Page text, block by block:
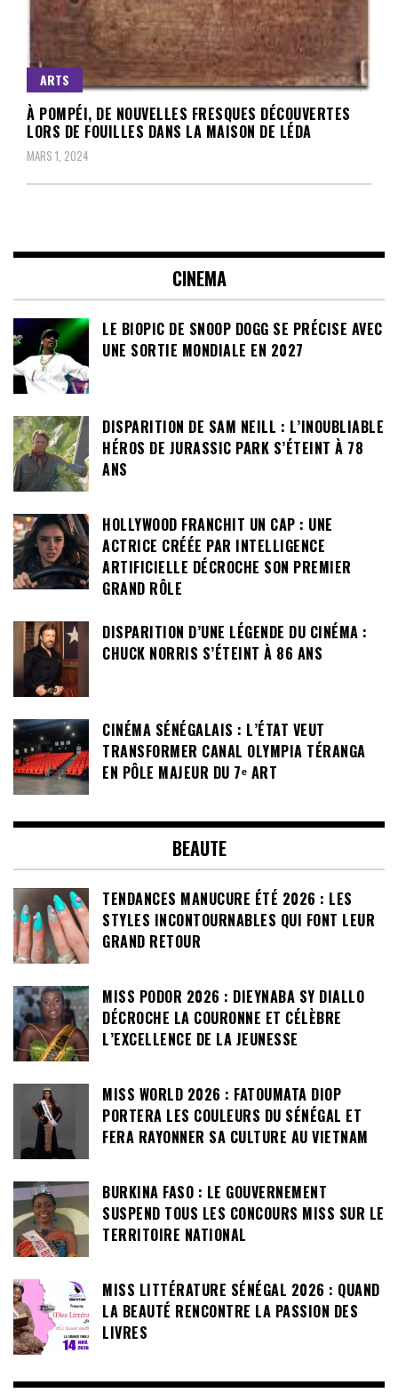
ARTS
À POMPÉI, DE NOUVELLES FRESQUES DÉCOUVERTES
LORS DE FOUILLES DANS LA MAISON DE LÉDA
MARS 1, 2024
CINEMA
LE BIOPIC DE SNOOP DOGG SE PRÉCISE AVEC
UNE SORTIE MONDIALE EN 2027
DISPARITION DE SAM NEILL : L’INOUBLIABLE
HÉROS DE JURASSIC PARK S’ÉTEINT À 78
ANS
HOLLYWOOD FRANCHIT UN CAP : UNE
ACTRICE CRÉÉE PAR INTELLIGENCE
ARTIFICIELLE DÉCROCHE SON PREMIER
GRAND RÔLE
DISPARITION D’UNE LÉGENDE DU CINÉMA :
CHUCK NORRIS S’ÉTEINT À 86 ANS
CINÉMA SÉNÉGALAIS : L’ÉTAT VEUT
TRANSFORMER CANAL OLYMPIA TÉRANGA
EN PÔLE MAJEUR DU 7ᵉ ART
BEAUTE
TENDANCES MANUCURE ÉTÉ 2026 : LES
STYLES INCONTOURNABLES QUI FONT LEUR
GRAND RETOUR
MISS PODOR 2026 : DIEYNABA SY DIALLO
DÉCROCHE LA COURONNE ET CÉLÈBRE
L’EXCELLENCE DE LA JEUNESSE
MISS WORLD 2026 : FATOUMATA DIOP
PORTERA LES COULEURS DU SÉNÉGAL ET
FERA RAYONNER SA CULTURE AU VIETNAM
BURKINA FASO : LE GOUVERNEMENT
SUSPEND TOUS LES CONCOURS MISS SUR LE
TERRITOIRE NATIONAL
MISS LITTÉRATURE SÉNÉGAL 2026 : QUAND
LA BEAUTÉ RENCONTRE LA PASSION DES
LIVRES